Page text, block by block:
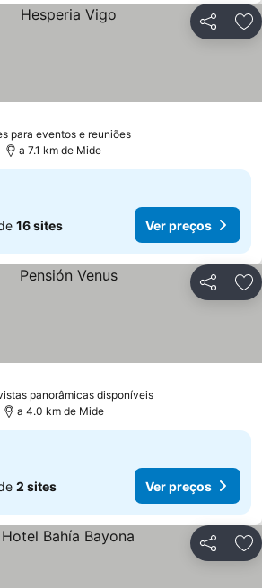
Partilhar
para eventos e reuniões
a 7.1 km de Mide
16 sites Ver preços
Partilhar
panorâmicas disponíveis
a 4.0 km de Mide
2 sites Ver preços
Partilhar